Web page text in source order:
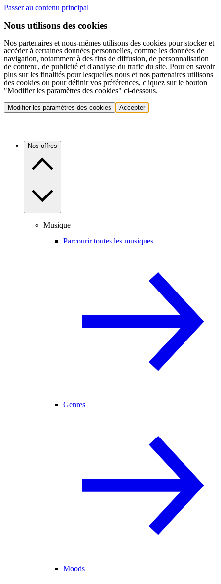
Passer au contenu principal
Nous utilisons des cookies
Nos partenaires et nous-mêmes utilisons des cookies pour stocker et
accéder à certaines données personnelles, comme les données de
navigation, notamment à des fins de diffusion, de personnalisation
de contenu, de publicité et d'analyse du trafic du site. Pour en savoir
plus sur les finalités pour lesquelles nous et nos partenaires utilisons
des cookies ou pour définir vos préférences, cliquez sur le bouton
"Modifier les paramètres des cookies" ci-dessous.
Modifier les paramètres des cookies Accepter
Nos offres
Musique
Parcourir toutes les musiques
Genres
Moods